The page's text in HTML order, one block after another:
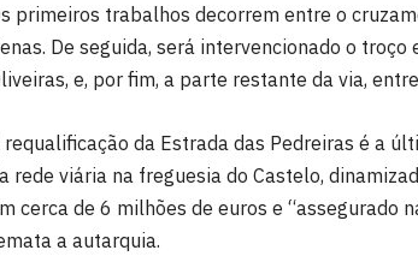
primeiros trabalhos decorrem entre o
De seguida, será intervencionado o troço
e, por fim, a parte restante da via,
requalificação da Estrada das Pedreiras é a
rede viária na freguesia do Castelo,
cerca de 6 milhões de euros e “assegurado
a autarquia.